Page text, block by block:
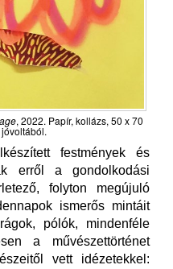
, 2022. Papír, kollázs, 50 x 70
festmények és
erről a gondolkodási
folyton megújuló
ismerős mintáit
pólók, mindenféle
a művészettörténet
vett idézetekkel: